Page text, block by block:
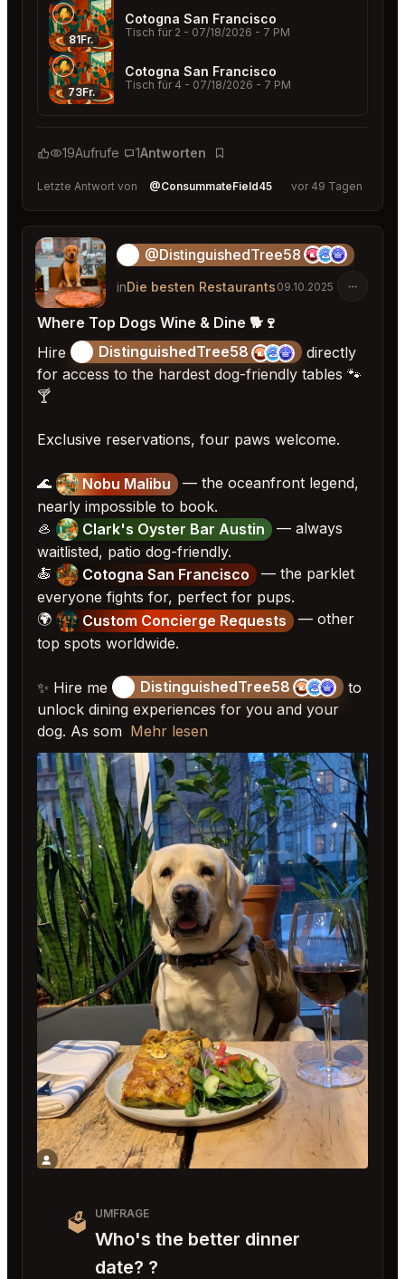
81Fr.
Cotogna San Francisco
Tisch für 2 - 07/18/2026 - 7 PM
73Fr.
Cotogna San Francisco
Tisch für 4 - 07/18/2026 - 7 PM
19Aufrufe 1Antworten
Lesezeichen
Letzte Antwort von @ConsummateField45 vor 49 Tagen
@DistinguishedTree58
inDie besten Restaurants 09.10.2025
Where Top Dogs Wine & Dine 🐕🍷
Hire
DistinguishedTree58
directly
for access to the hardest dog-friendly tables 🐾
🍸
Exclusive reservations, four paws welcome.
🌊 Nobu Malibu
— the oceanfront legend,
nearly impossible to book.
🦪
Clark's Oyster Bar Austin
— always
waitlisted, patio dog-friendly.
🍝
Cotogna San Francisco
— the parklet
everyone fights for, perfect for pups.
🌍
Custom Concierge Requests
— other
top spots worldwide.
✨ Hire me DistinguishedTree58
to
unlock dining experiences for you and your
dog. As som Mehr lesen
🗳️ UMFRAGE
Who's the better dinner
date? ?